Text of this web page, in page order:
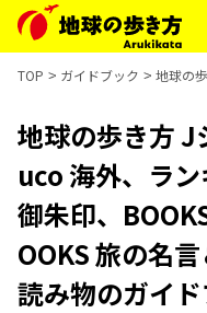
TOP ガイドブック 地球の
地球の歩き方
uco 海外、ラン
御朱印、
OOKS 旅の名
読み物のガイ